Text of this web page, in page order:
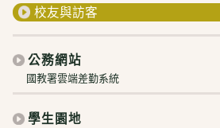
校友與訪客
公務網站
國教署雲端差勤系統
學生園地